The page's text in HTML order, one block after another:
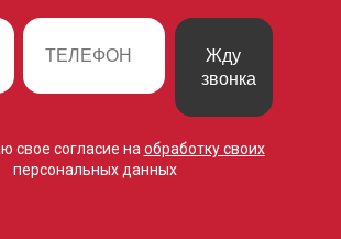
Жду
звонка
свое согласие на обработку своих
персональных данных